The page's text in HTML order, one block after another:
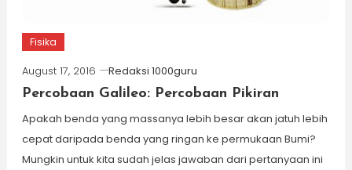
Fisika
August 17, 2016
Redaksi 1000guru
Percobaan Galileo: Percobaan Pikiran
Apakah benda yang massanya lebih besar akan jatuh lebih
cepat daripada benda yang ringan ke permukaan Bumi?
Mungkin untuk kita sudah jelas jawaban dari pertanyaan ini